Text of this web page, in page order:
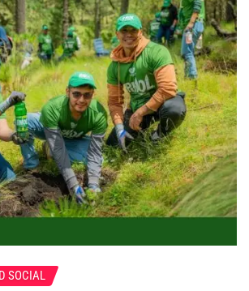
SOCIAL